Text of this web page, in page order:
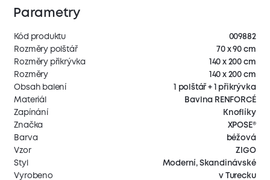
Parametry
Kód produktu
009882
Rozměry polštář
70 x 90 cm
Rozměry přikrývka
140 x 200 cm
Rozměry
140 x 200 cm
Obsah balení
1 polštář + 1 přikrývka
Materiál
Bavlna RENFORCÉ
Zapínání
Knoflíky
Značka
XPOSE®
Barva
béžová
Vzor
ZIGO
Styl
Moderní, Skandinávské
Vyrobeno
v Turecku